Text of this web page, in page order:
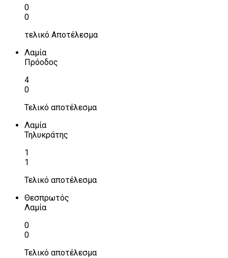
0
0
τελικό Αποτέλεσμα
Λαμία
Πρόοδος
4
0
Τελικό αποτέλεσμα
Λαμία
Τηλυκράτης
1
1
Τελικό αποτέλεσμα
Θεσπρωτός
Λαμία
0
0
Τελικό αποτέλεσμα